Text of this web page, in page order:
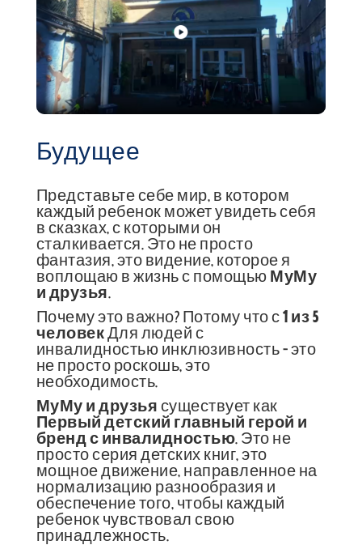
Будущее
Представьте себе мир, в котором
каждый ребенок может увидеть себя
в сказках, с которыми он
сталкивается. Это не просто
фантазия, это видение, которое я
воплощаю в жизнь с помощью МуМу
и друзья.
Почему это важно? Потому что с1 из 5
человекДля людей с
инвалидностью инклюзивность - это
не просто роскошь, это
необходимость.
МуМу и друзья существует как
Первый детский главный герой и
бренд с инвалидностью. Это не
просто серия детских книг, это
мощное движение, направленное на
нормализацию разнообразия и
обеспечение того, чтобы каждый
ребенок чувствовал свою
принадлежность.